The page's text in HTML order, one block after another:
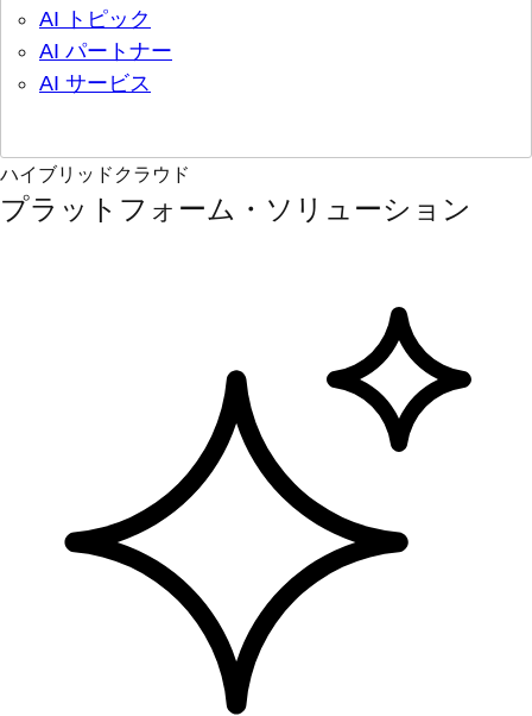
AI トピック
AI パートナー
AI サービス
ハイブリッドクラウド
プラットフォーム・ソリューション